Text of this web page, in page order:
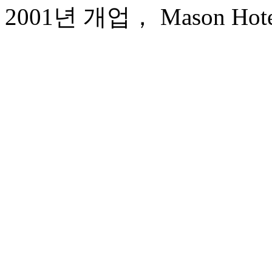
2001년 개업， Mason